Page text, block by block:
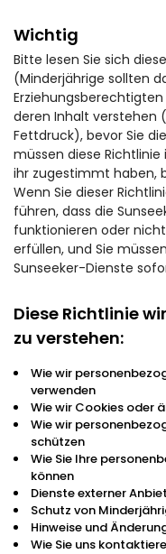
Wichtig
Bitte lesen Sie sich
(Minderjährige sollten
deren Inhalt verstehen
Fettdruck), bevor Sie
müssen diese
ihr zugestimmt haben,
Wenn Sie dieser
führen, dass die
funktionieren oder
erfüllen, und Sie
Sunseeker-Dienste
Diese Richtlinie
zu verstehen:
Wie wir
verwenden
Wie wir Cookies oder
Wie wir
schützen
Wie Sie Ihre
können
Dienste externer
Schutz von
Hinweise und
Wie Sie uns